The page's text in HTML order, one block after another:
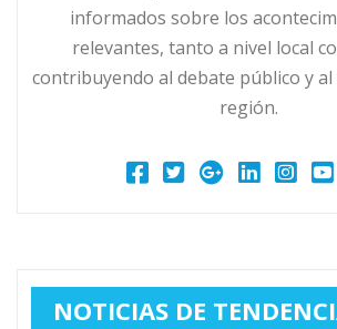
informados sobre los
relevantes, tanto a nivel local
contribuyendo al debate público y
región.
NOTICIAS DE